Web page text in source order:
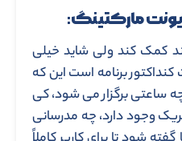
ایونت مارکتینگ:
کمک کند ولی شاید خیلی
کنداکتور برنامه است این که
ساعتی برگزار می شود، کی
وجود دارد، چه مدرسانی